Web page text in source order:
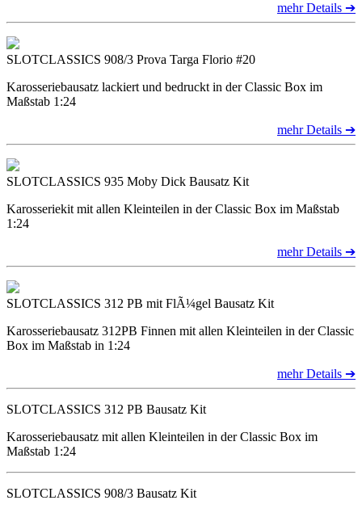
mehr Details ➔
SLOTCLASSICS 908/3 Prova Targa Florio #20
Karosseriebausatz lackiert und bedruckt in der Classic Box im
Maßstab 1:24
mehr Details ➔
SLOTCLASSICS 935 Moby Dick Bausatz Kit
Karosseriekit mit allen Kleinteilen in der Classic Box im Maßstab
1:24
mehr Details ➔
SLOTCLASSICS 312 PB mit FlÃ¼gel Bausatz Kit
Karosseriebausatz 312PB Finnen mit allen Kleinteilen in der Classic
Box im Maßstab in 1:24
mehr Details ➔
SLOTCLASSICS 312 PB Bausatz Kit
Karosseriebausatz mit allen Kleinteilen in der Classic Box im
Maßstab 1:24
SLOTCLASSICS 908/3 Bausatz Kit